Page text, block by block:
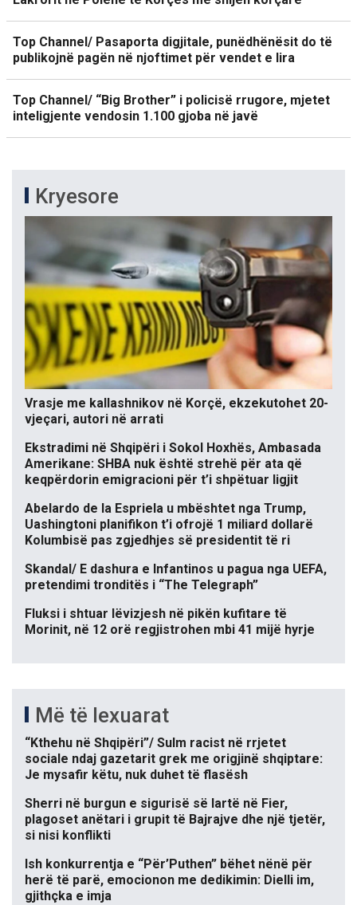
Top Channel/ Pasaporta digjitale, punëdhënësit do të
publikojnë pagën në njoftimet për vendet e lira
Top Channel/ “Big Brother” i policisë rrugore, mjetet
inteligjente vendosin 1.100 gjoba në javë
Kryesore
Vrasje me kallashnikov në Korçë, ekzekutohet 20-
vjeçari, autori në arrati
Ekstradimi në Shqipëri i Sokol Hoxhës, Ambasada
Amerikane: SHBA nuk është strehë për ata që
keqpërdorin emigracioni për t’i shpëtuar ligjit
Abelardo de la Espriela u mbështet nga Trump,
Uashingtoni planifikon t’i ofrojë 1 miliard dollarë
Kolumbisë pas zgjedhjes së presidentit të ri
Skandal/ E dashura e Infantinos u pagua nga UEFA,
pretendimi tronditës i “The Telegraph”
Fluksi i shtuar lëvizjesh në pikën kufitare të
Morinit, në 12 orë regjistrohen mbi 41 mijë hyrje
Më të lexuarat
“Kthehu në Shqipëri”/ Sulm racist në rrjetet
sociale ndaj gazetarit grek me origjinë shqiptare:
Je mysafir këtu, nuk duhet të flasësh
Sherri në burgun e sigurisë së lartë në Fier,
plagoset anëtari i grupit të Bajrajve dhe një tjetër,
si nisi konflikti
Ish konkurrentja e “Për’Puthen” bëhet nënë për
herë të parë, emocionon me dedikimin: Dielli im,
gjithçka e imja